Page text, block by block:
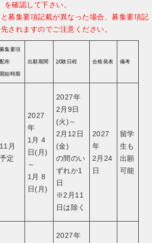
を確認して下さい。
募集要項記載が異なった場合、募集要項記
されますのでご注意ください。
募集要項
配布
開始時期
出願期間 試験日程 合格発表 備考
11月
予定
2027
年
1月 4
日(月)
～
1月 8
日(月)
2027年
2月9日
(火)～
2月12日
(金)
の間のい
ずれか1
日
※2月11
日は除く
2027
年
2月24
日
留学
生も
出願
可能
2027年